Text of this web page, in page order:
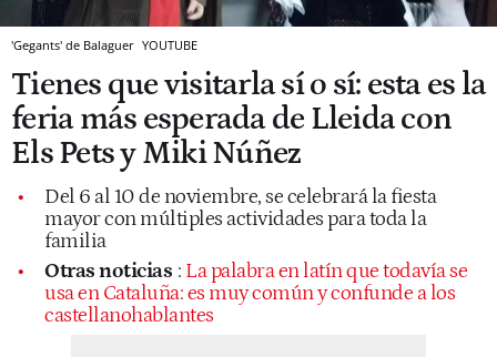
'Gegants' de Balaguer YOUTUBE
Tienes que visitarla sí o sí: esta es la
feria más esperada de Lleida con
Els Pets y Miki Núñez
Del 6 al 10 de noviembre, se celebrará la fiesta
mayor con múltiples actividades para toda la
familia
Otras noticias : La palabra en latín que todavía se
usa en Cataluña: es muy común y confunde a los
castellanohablantes